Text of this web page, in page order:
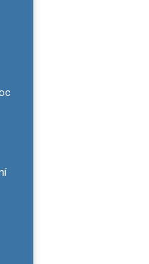
povolání
України / Pomoc pro Ukrajinu